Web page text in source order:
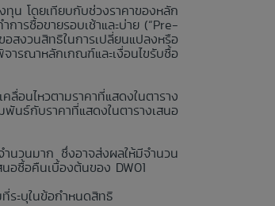
ทุน โดยเทียบกับช่วงราคาของหลัก
ารซื้อขายรอบเช้าและบ่าย (“Pre-
สงวนสิทธิในการเปลี่ยนแปลงหรือ
ารณาหลักเกณฑ์และเงื่อนไขรับซื้อ
ลื่อนไหวตามราคาที่แสดงในตาราง
นธ์กับราคาที่แสดงในตารางเสนอ
นวนมาก ซึ่งอาจส่งผลให้มีจำนวน
นอซื้อคืนเบื้องต้นของ DW01
ระบุในข้อกำหนดสิทธิ